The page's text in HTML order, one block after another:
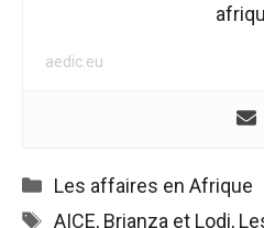
aedic.eu
Catégories
Les affaires en Afrique
Étiquettes
AICE, Brianza et Lodi,